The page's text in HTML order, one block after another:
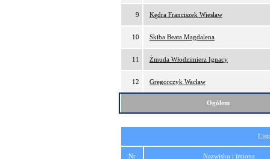
9 Kędra Franciszek Wiesław
10 Skiba Beata Magdalena
11 Żmuda Włodzimierz Ignacy
12 Gregorczyk Wacław
Ogółem
Nr Nazwisko i imiona